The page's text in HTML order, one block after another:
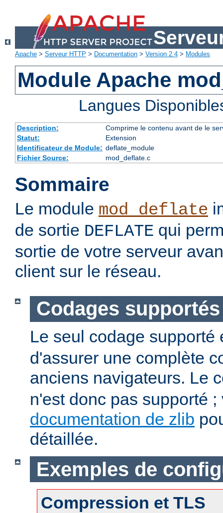
Apache > Serveur HTTP > Documentation > Version 2.4 > Modules
Module Apache
Langues
Description:
Comprime le contenu avant de le
Statut:
Extension
Identificateur de Module: deflate_module
Fichier Source:
mod_deflate.c
Sommaire
Le module mod_deflate
de sortie DEFLATE qui
sortie de votre serveur
client sur le réseau.
Codages supportés
Le seul codage supporté
d'assurer une complète
anciens navigateurs. Le
n'est donc pas supporté
documentation de zlib
détaillée.
Exemples de
Compression et TLS